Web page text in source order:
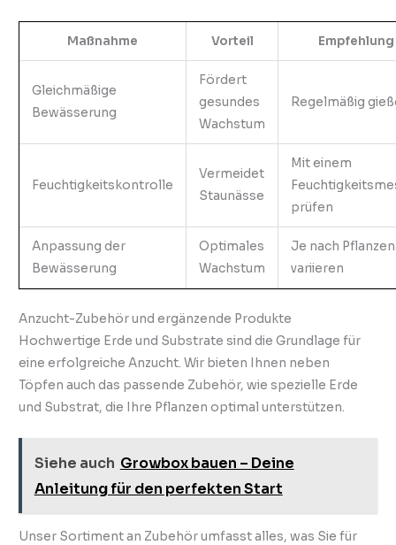
Maßnahme Vorteil Empfehlung
Gleichmäßige
Bewässerung
Fördert
gesundes
Wachstum
Regelmäßig
Feuchtigkeitskontrolle
Vermeidet
Staunässe
Mit einem
prüfen
Anpassung der
Bewässerung
Optimales
Wachstum
Je nach
variieren
Anzucht-Zubehör und ergänzende Produkte
Hochwertige Erde und Substrate sind die Grundlage für
eine erfolgreiche Anzucht. Wir bieten Ihnen neben
Töpfen auch das passende Zubehör, wie spezielle Erde
und Substrat, die Ihre Pflanzen optimal unterstützen.
Siehe auch Growbox bauen – Deine
Anleitung für den perfekten Start
Unser Sortiment an Zubehör umfasst alles, was Sie für